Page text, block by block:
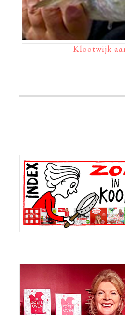
Klootwijk
Primaire
Sidebar